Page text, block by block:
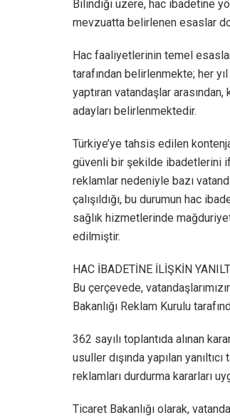
Bilindiği üzere, hac ibadetine
mevzuatta belirlenen esaslar
Hac faaliyetlerinin temel
tarafından belirlenmekte; her
yaptıran vatandaşlar
adayları belirlenmektedir.
Türkiye’ye tahsis edilen
güvenli bir şekilde ibadetlerini
reklamlar nedeniyle bazı
çalışıldığı, bu durumun hac
sağlık hizmetlerinde
edilmiştir.
HAC İBADETİNE İLİŞKİN
Bu çerçevede,
Bakanlığı Reklam Kurulu
362 sayılı toplantıda alınan
usuller dışında yapılan
reklamları durdurma kararları
Ticaret Bakanlığı olarak,